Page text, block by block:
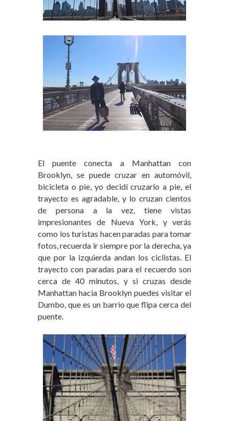
El puente conecta a Manhattan con
Brooklyn, se puede cruzar en automóvil,
bicicleta o pie, yo decidí cruzarlo a pie, el
trayecto es agradable, y lo cruzan cientos
de persona a la vez, tiene vistas
impresionantes de Nueva York, y verás
como los turistas hacen paradas para tomar
fotos, recuerda ir siempre por la derecha, ya
que por la izquierda andan los ciclistas. El
trayecto con paradas para el recuerdo son
cerca de 40 minutos, y si cruzas desde
Manhattan hacia Brooklyn puedes visitar el
Dumbo, que es un barrio que flipa cerca del
puente.